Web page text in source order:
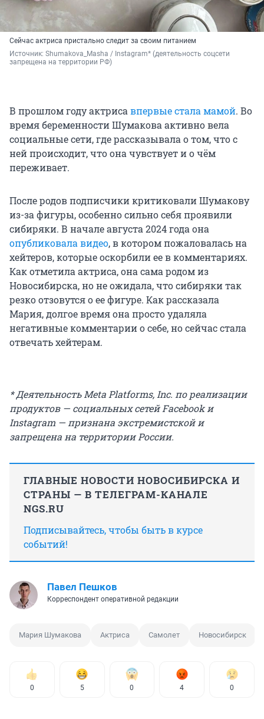
Сейчас актриса пристально следит за своим питанием
Источник: Shumakova_Masha / Instagram* (деятельность соцсети
запрещена на территории РФ)
В прошлом году актриса впервые стала мамой. Во
время беременности Шумакова активно вела
социальные сети, где рассказывала о том, что с
ней происходит, что она чувствует и о чём
переживает.
После родов подписчики критиковали Шумакову
из-за фигуры, особенно сильно себя проявили
сибиряки. В начале августа 2024 года она
опубликовала видео, в котором пожаловалась на
хейтеров, которые оскорбили ее в комментариях.
Как отметила актриса, она сама родом из
Новосибирска, но не ожидала, что сибиряки так
резко отзовутся о ее фигуре. Как рассказала
Мария, долгое время она просто удаляла
негативные комментарии о себе, но сейчас стала
отвечать хейтерам.
* Деятельность Meta Platforms, Inc. по реализации
продуктов — социальных сетей Facebook и
Instagram — признана экстремистской и
запрещена на территории России.
ГЛАВНЫЕ НОВОСТИ НОВОСИБИРСКА И
СТРАНЫ — В ТЕЛЕГРАМ-КАНАЛЕ
NGS.RU
Подписывайтесь, чтобы быть в курсе
событий!
Павел Пешков
Корреспондент оперативной редакции
Мария Шумакова Актриса Самолет Новосибирск
0 5 0 4 0